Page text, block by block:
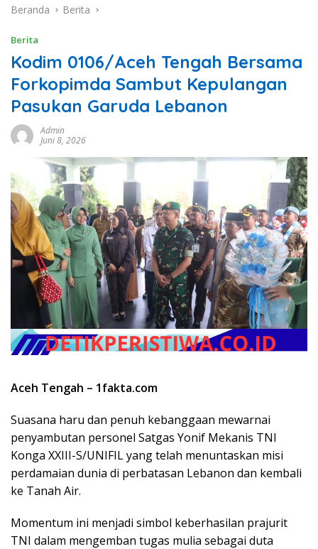
Beranda Berita
Berita
Kodim 0106/Aceh Tengah Bersama
Forkopimda Sambut Kepulangan
Pasukan Garuda Lebanon
Admin
Juni 8, 2026
Aceh Tengah – 1fakta.com
Suasana haru dan penuh kebanggaan mewarnai
penyambutan personel Satgas Yonif Mekanis TNI
Konga XXIII-S/UNIFIL yang telah menuntaskan misi
perdamaian dunia di perbatasan Lebanon dan kembali
ke Tanah Air.
Momentum ini menjadi simbol keberhasilan prajurit
TNI dalam mengemban tugas mulia sebagai duta